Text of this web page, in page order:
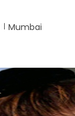
Mumbai